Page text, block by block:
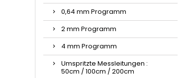
0,64 mm Programm
2 mm Programm
4 mm Programm
Umspritzte Messleitungen :
50cm / 100cm / 200cm